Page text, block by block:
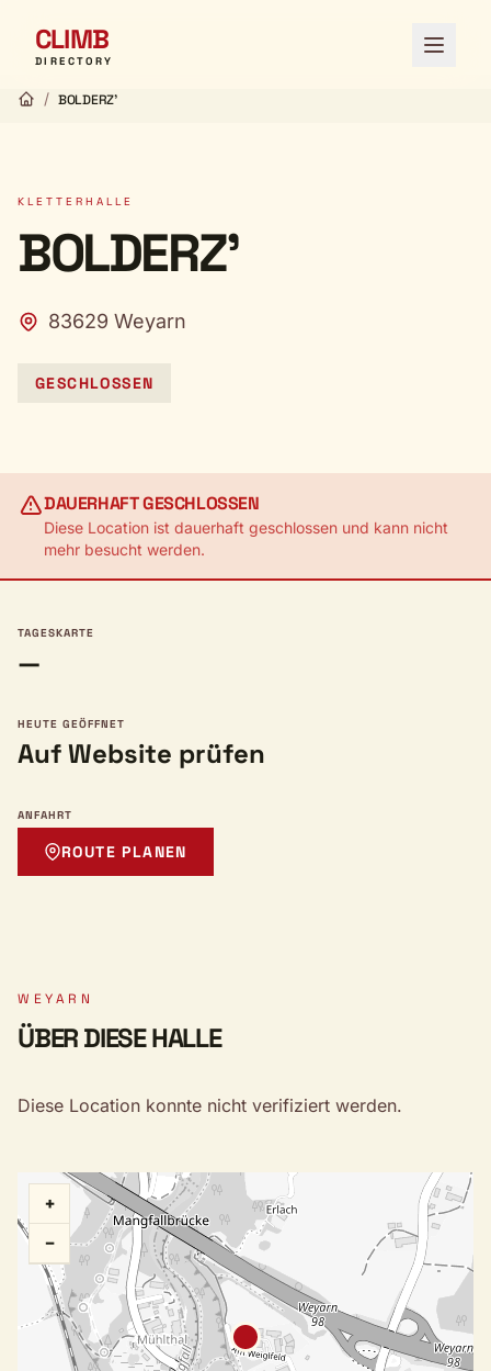
CLIMB
DIRECTORY Menü
/ BOLDERZ'
KLETTERHALLE
BOLDERZ'
83629 Weyarn
GESCHLOSSEN
DAUERHAFT GESCHLOSSEN
Diese Location ist dauerhaft geschlossen und kann nicht
mehr besucht werden.
TAGESKARTE
—
HEUTE GEÖFFNET
Auf Website prüfen
ANFAHRT
ROUTE PLANEN
WEYARN
ÜBER DIESE HALLE
Diese Location konnte nicht verifiziert werden.
+
−